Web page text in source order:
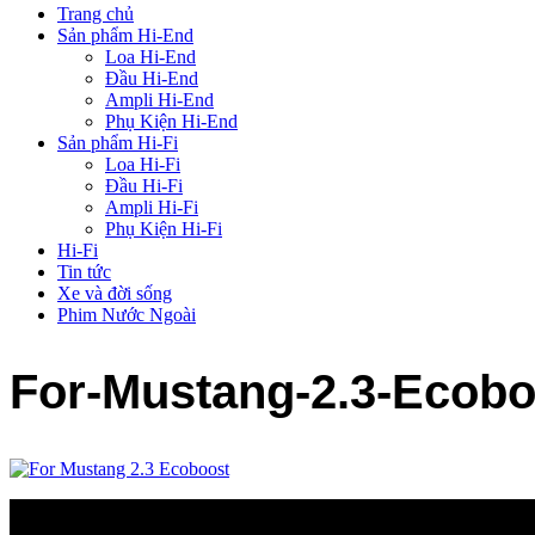
Trang chủ
Sản phẩm Hi-End
Loa Hi-End
Đầu Hi-End
Ampli Hi-End
Phụ Kiện Hi-End
Sản phẩm Hi-Fi
Loa Hi-Fi
Đầu Hi-Fi
Ampli Hi-Fi
Phụ Kiện Hi-Fi
Hi-Fi
Tin tức
Xe và đời sống
Phim Nước Ngoài
For-Mustang-2.3-